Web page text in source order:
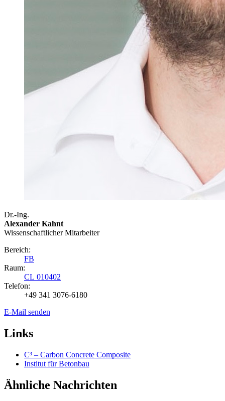
Dr.-Ing.
Alexander Kahnt
Wissenschaftlicher Mitarbeiter
Bereich:
FB
Raum:
CL 010402
Telefon:
+49 341 3076-6180
E-Mail senden
Links
C³ – Carbon Concrete Composite
Institut für Betonbau
Ähnliche Nachrichten